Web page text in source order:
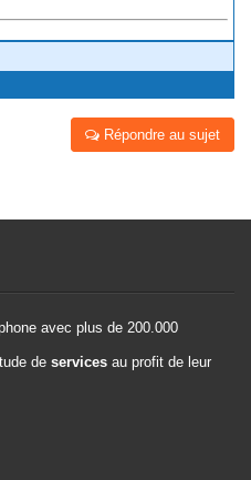
Répondre au sujet
avec plus de 200.000
de services au profit de leur